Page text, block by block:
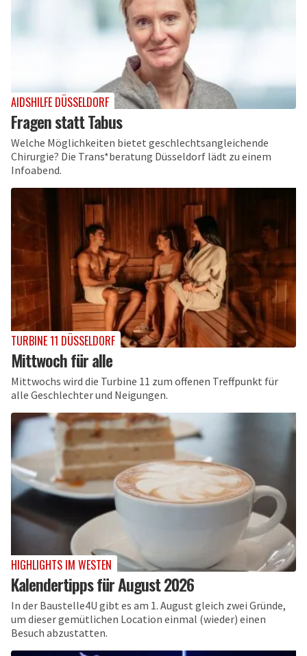
AIDSHILFE DÜSSELDORF
Fragen statt Tabus
Welche Möglichkeiten bietet geschlechtsangleichende
Chirurgie? Die Trans*beratung Düsseldorf lädt zu einem
Infoabend.
TURBINE 11 DÜSSELDORF
Mittwoch für alle
Mittwochs wird die Turbine 11 zum offenen Treffpunkt für
alle Geschlechter und Neigungen.
HIGHLIGHTS IM WESTEN
Kalendertipps für August 2026
In der Baustelle4U gibt es am 1. August gleich zwei Gründe,
um dieser gemütlichen Location einmal (wieder) einen
Besuch abzustatten.